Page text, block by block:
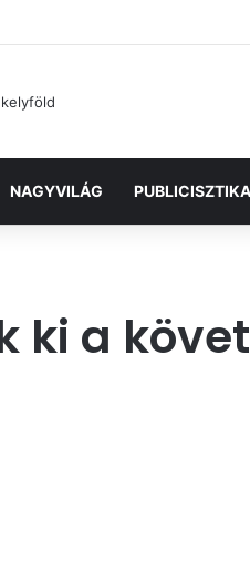
NAGYVILÁG PUBLICISZTIKA
ki a